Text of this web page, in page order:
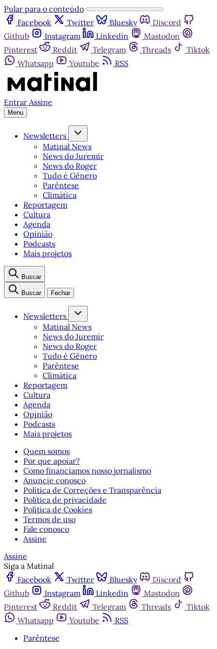
Pular para o conteúdo
Facebook
Twitter Bluesky
Discord
Github
Instagram Linkedin
Mastodon
Pinterest
Reddit Telegram Threads
Tiktok
Whatsapp
Youtube RSS
Entrar Assine
Menu
Newsletters
Matinal News
News do Juremir
News do Roger
Tudo é Gênero
Parêntese
Climática
Reportagem
Cultura
Agenda
Opinião
Podcasts
Mais projetos
Buscar
Buscar Fechar
Newsletters
Matinal News
News do Juremir
News do Roger
Tudo é Gênero
Parêntese
Climática
Reportagem
Cultura
Agenda
Opinião
Podcasts
Mais projetos
Quem somos
Por que apoiar?
Como financiamos nosso jornalismo
Anuncie conosco
Política de Correções e Transparência
Política de privacidade
Política de Cookies
Termos de uso
Fale conosco
Assine
Assine
Siga a Matinal
Facebook
Twitter Bluesky
Discord
Github
Instagram Linkedin
Mastodon
Pinterest
Reddit Telegram Threads
Tiktok
Whatsapp
Youtube
RSS
Parêntese